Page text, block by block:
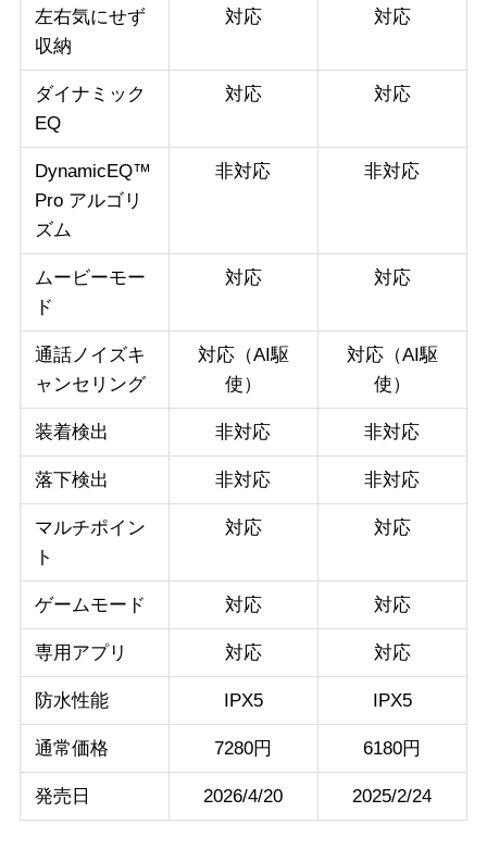
左右気にせず
収納
対応 対応
ダイナミック
EQ
対応 対応
DynamicEQ™
Pro アルゴリ
ズム
非対応 非対応
ムービーモー
ド
対応 対応
通話ノイズキ
ャンセリング
対応（AI駆
使）
対応（AI駆
使）
装着検出 非対応 非対応
落下検出 非対応 非対応
マルチポイン
ト
対応 対応
ゲームモード 対応 対応
専用アプリ 対応 対応
防水性能 IPX5 IPX5
通常価格 7280円 6180円
発売日 2026/4/20 2025/2/24